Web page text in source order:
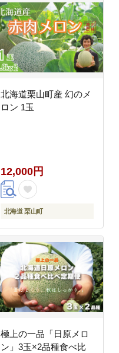
北海道栗山町産 幻のメ
ロン 1玉
12,000円
北海道 栗山町
極上の一品「日原メロ
ン」3玉×2品種食べ比